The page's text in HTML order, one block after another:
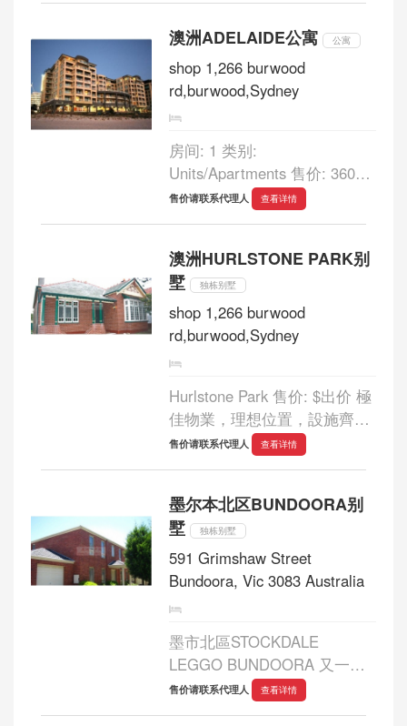
室2衛浴apartment 坐落于第五
層 CITY美景盡收眼底，伴有
寬敞的戶外陽臺，實木地
板，...
澳洲ADELAIDE公寓 公寓
shop 1,266 burwood
rd,burwood,Sydney
房间: 1 类别:
Units/Apartments 售价: 360，
000 浴室: 1 车库: - APT
316/16 HOLDFAST
$360,000 售价: $360，000 1室
1衛apartment 在這裡您可以享
受到最時尚，最便利的服務。
臨近購物中心，露天...
售价请联系代理人 查看详情
澳洲HURLSTONE PARK别
墅
独栋别墅
shop 1,266 burwood
rd,burwood,Sydney
Hurlstone Park 售价: $出价 極
佳物業，理想位置，設施齊
全： *3寬敞睡房，有潛力建5
睡房*2浴室*雙正統起居室*華
美食廚房*家庭活動室，可俯瞰
亮麗花園*上鎖...
售价请联系代理人 查看详情
墨尔本北区BUNDOORA别
墅
独栋别墅
591 Grimshaw Street
Bundoora, Vic 3083 Australia
墨市北區STOCKDALE
LEGGO BUNDOORA 又一巨
獻!!! 北區BUNDOORA 雙層5
售价请联系代理人 查看详情